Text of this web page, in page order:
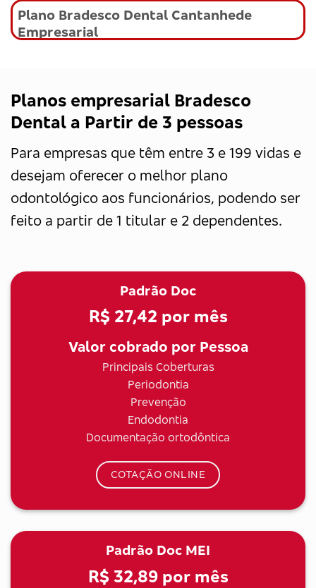
Plano Bradesco Dental Cantanhede
Empresarial
Planos empresarial Bradesco
Dental a Partir de 3 pessoas
Para empresas que têm entre 3 e 199 vidas e
desejam oferecer o melhor plano
odontológico aos funcionários, podendo ser
feito a partir de 1 titular e 2 dependentes.
Padrão Doc
R$ 27,42 por mês
Valor cobrado por Pessoa
Principais Coberturas
Periodontia
Prevenção
Endodontia
Documentação ortodôntica
COTAÇÃO ONLINE
Padrão Doc MEI
R$ 32,89por mês